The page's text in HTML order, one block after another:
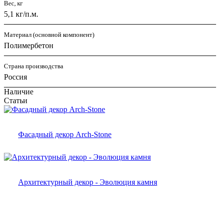
Вес, кг
5,1 кг/п.м.
Материал (основной компонент)
Полимербетон
Страна производства
Россия
Наличие
Статьи
Фасадный декор Arch-Stone
Архитектурный декор - Эволюция камня